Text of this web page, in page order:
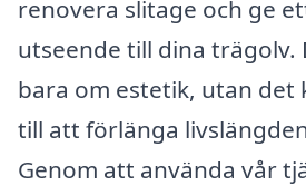
renovera slitage och ge
utseende till dina trägolv.
bara om estetik, utan det
till att förlänga
Genom att använda vår